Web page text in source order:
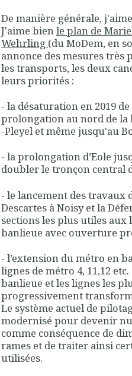
De manière générale,
J'aime bienle plan de
Wehrling (du MoDem, en
annonce des mesures très
les transports, les deux
leurs priorités :
- la désaturation en 2019
prolongation au nord de la
-Pleyel et même jusqu'au
- la prolongation d’Eole
doubler le tronçon central
- le lancement des travaux
Descartes à Noisy et la
sections les plus utiles aux
banlieue avec ouverture
- l’extension du métro en
lignes de métro 4, 11,12
banlieue et les lignes les
progressivement
Le système actuel de
modernisé pour devenir
comme conséquence de
rames et de traiter ainsi
utilisées.